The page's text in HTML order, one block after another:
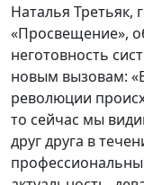
Наталья Третьяк,
«Просвещение»,
неготовность
новым вызовам:
революции
то сейчас мы
друг друга в